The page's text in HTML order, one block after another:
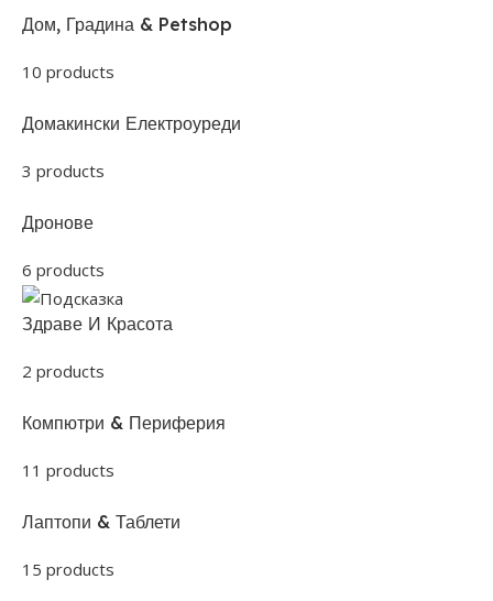
Дом, Градина & Petshop
10 products
Домакински Електроуреди
3 products
Дронове
6 products
Здраве И Красота
2 products
Компютри & Периферия
11 products
Лаптопи & Таблети
15 products